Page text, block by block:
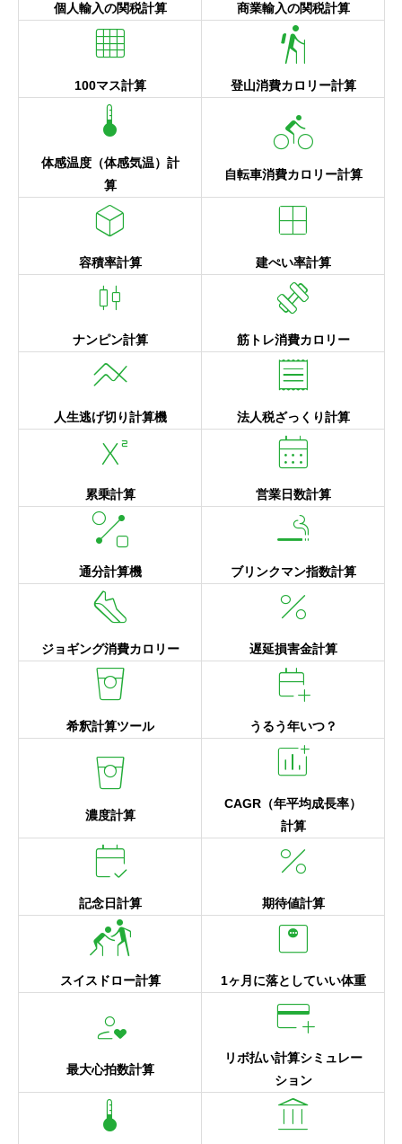
個人輸入の関税計算 商業輸入の関税計算
background_grid_small
100マス計算
hiking
登山消費カロリー計算
device_thermostat
体感温度（体感気温）計
算
directions_bike
自転車消費カロリー計算
deployed_code
容積率計算
border_all
建ぺい率計算
candlestick_chart
ナンピン計算
exercise
筋トレ消費カロリー
line_axis
人生逃げ切り計算機
receipt
法人税ざっくり計算
superscript
累乗計算
calendar_month
営業日数計算
shape_line
通分計算機
smoking_rooms
ブリンクマン指数計算
steps
ジョギング消費カロリー
percent
遅延損害金計算
specific_gravity
希釈計算ツール
calendar_add_on
うるう年いつ？
specific_gravity
濃度計算
add_chart
CAGR（年平均成長率）
計算
calendar_check
記念日計算
percent
期待値計算
sports_kabaddi
スイスドロー計算
monitor_weight
1ヶ月に落としていい体重
person_heart
最大心拍数計算
add_card
リボ払い計算シミュレー
ション
device_thermostat account_balance